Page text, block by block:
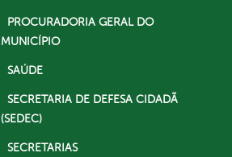
PROCURADORIA GERAL DO
MUNICÍPIO
SAÚDE
SECRETARIA DE DEFESA CIDADÃ
(SEDEC)
SECRETARIAS